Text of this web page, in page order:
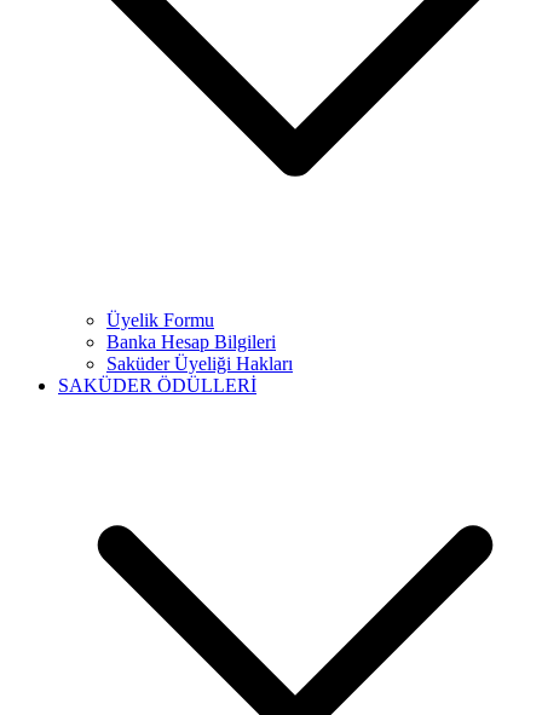
Üyelik Formu
Banka Hesap Bilgileri
Saküder Üyeliği Hakları
SAKÜDER ÖDÜLLERİ